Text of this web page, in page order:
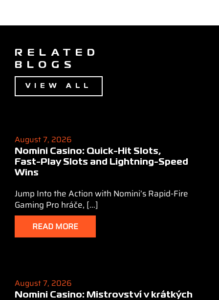
RELATED
BLOGS
VIEW ALL
August 7, 2026
Nomini Casino: Quick‑Hit Slots,
Fast‑Play Slots and Lightning‑Speed
Wins
Jump Into the Action with Nomini’s Rapid‑Fire
Gaming Pro hráče, [...]
READ MORE
August 7, 2026
Nomini Casino: Mistrovství v krátkých